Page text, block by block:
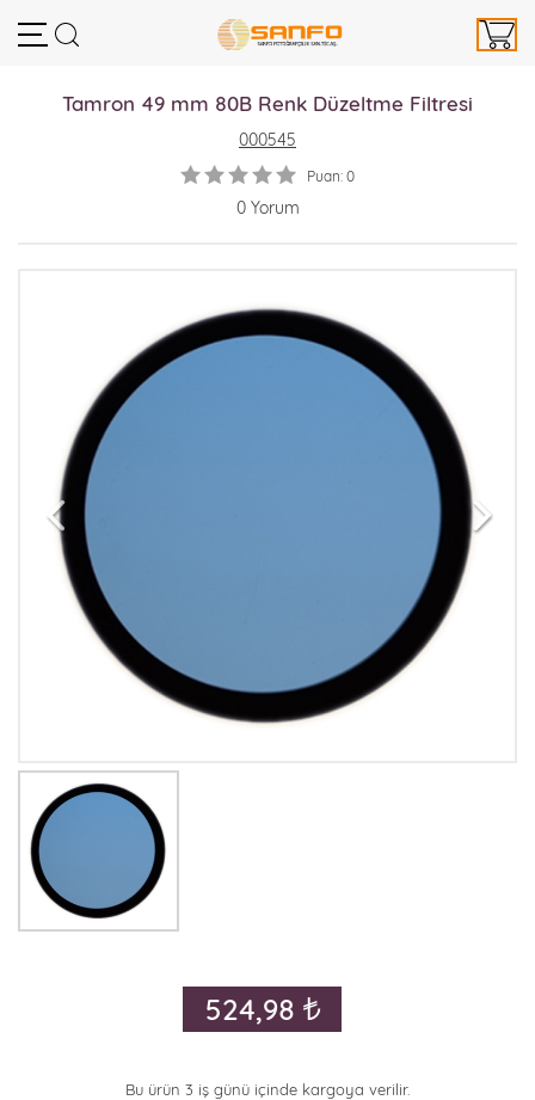
Tamron 49 mm 80B Renk Düzeltme Filtresi
000545
Puan: 0
0 Yorum
524,98
Bu ürün 3 iş günü içinde kargoya verilir.